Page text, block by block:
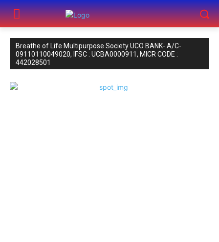
Breathe of Life Multipurpose Society UCO BANK- A/C-
09110110049020, IFSC : UCBA0000911, MICR CODE :
442028501